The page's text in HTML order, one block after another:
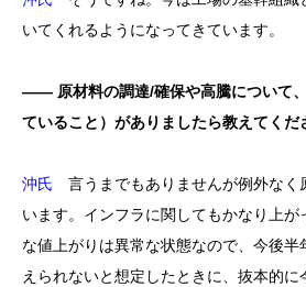
いてくれるようになってきています。
―― 原材料の調達/確保や高騰について
ていること）がありましたら教えてくだ
沖氏 言うまでもありませんが例外なく
います。インフラに関してもかなり上が
な値上がりは異常な状態なので、今後
えられないと想定したときに、抜本的